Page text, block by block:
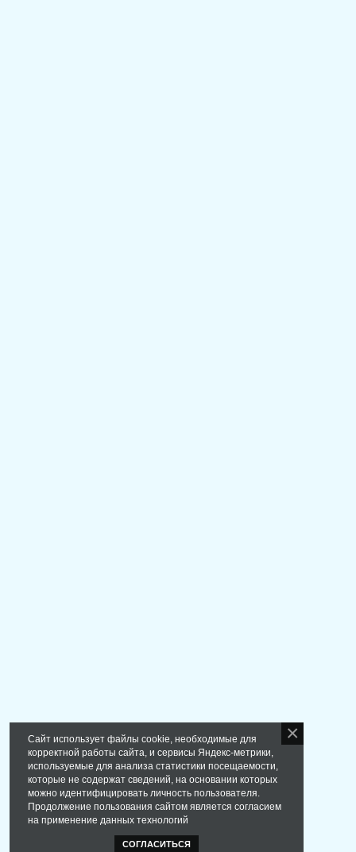
Сайт использует файлы cookie, необходимые для
корректной работы сайта, и сервисы Яндекс-метрики,
используемые для анализа статистики посещаемости,
которые не содержат сведений, на основании которых
можно идентифицировать личность пользователя.
Продолжение пользования сайтом является согласием
на применение данных технологий
СОГЛАСИТЬСЯ